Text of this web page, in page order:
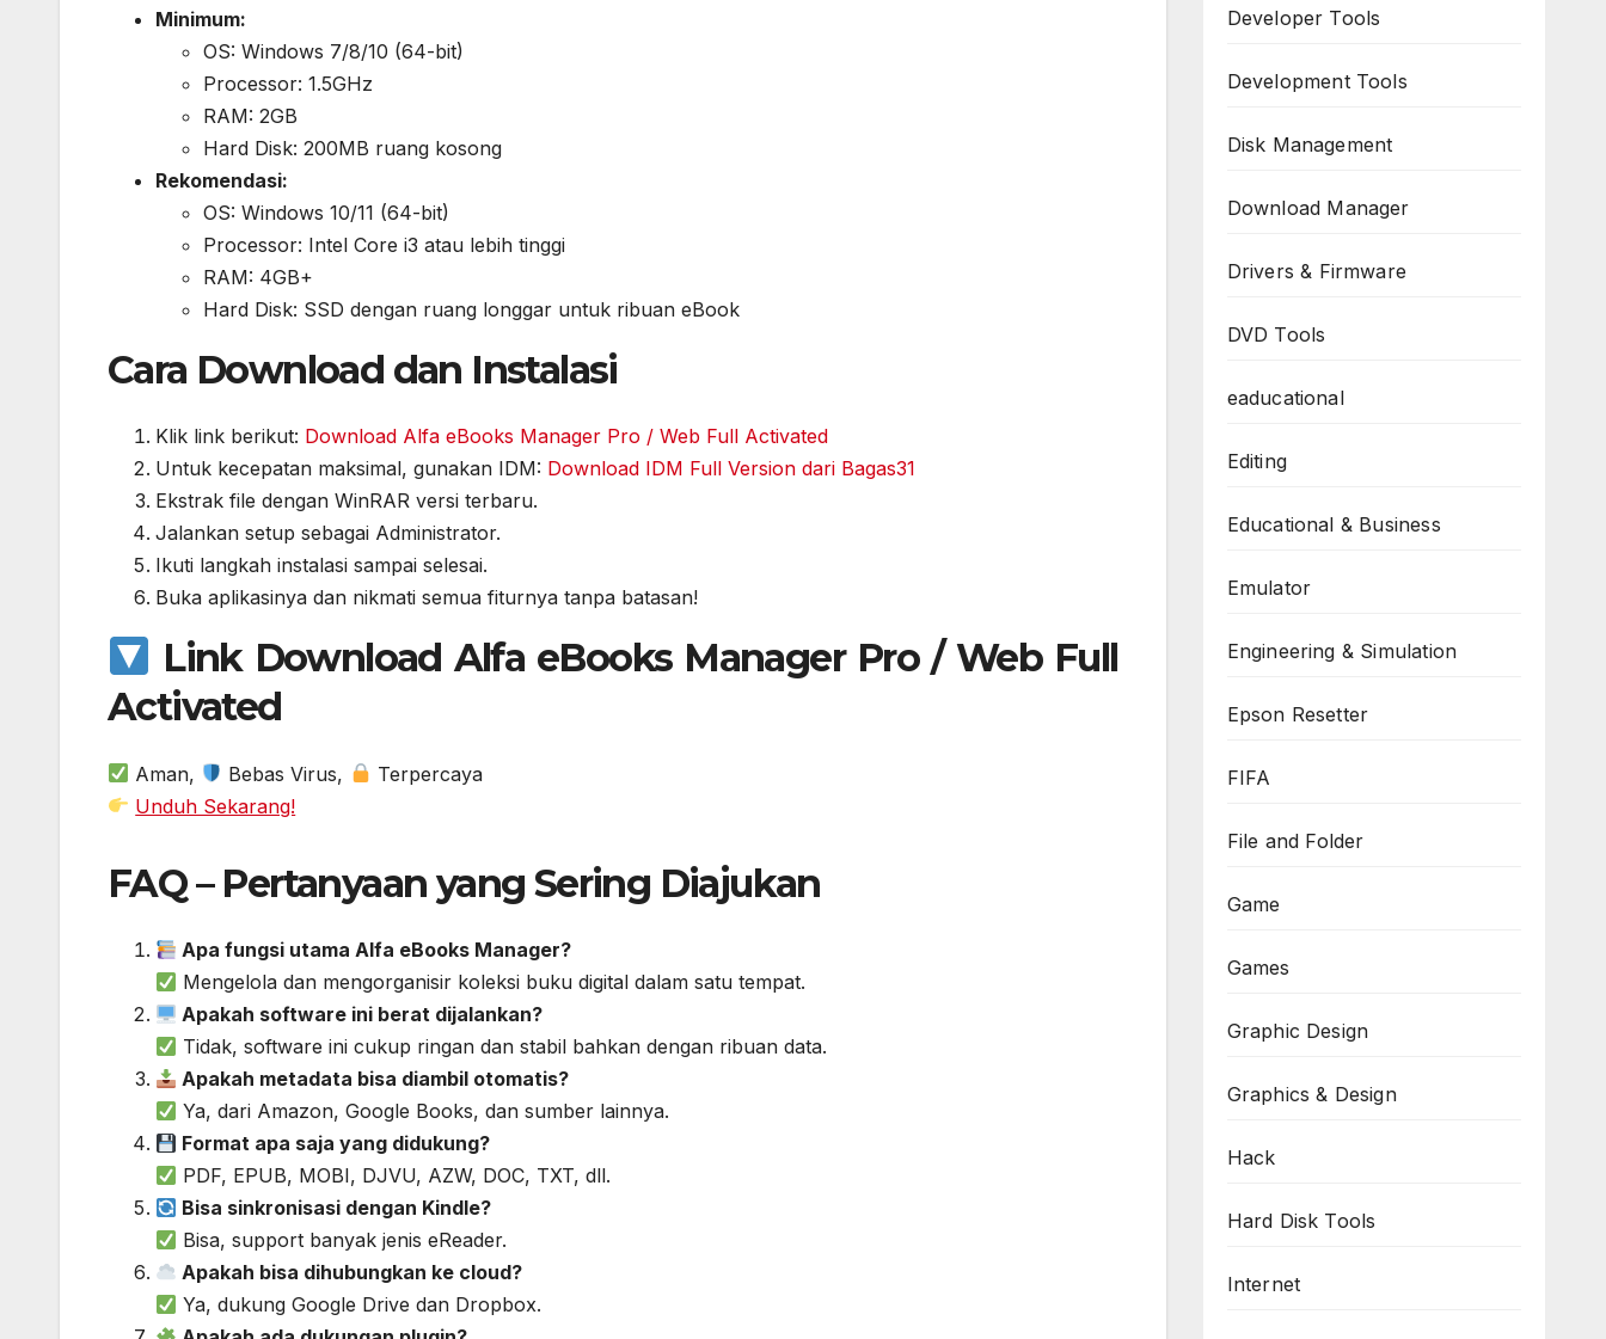
Minimum:
OS: Windows 7/8/10 (64-bit)
Processor: 1.5GHz
RAM: 2GB
Hard Disk: 200MB ruang kosong
Rekomendasi:
OS: Windows 10/11 (64-bit)
Processor: Intel Core i3 atau lebih tinggi
RAM: 4GB+
Hard Disk: SSD dengan ruang longgar untuk ribuan eBook
Cara Download dan Instalasi
Klik link berikut: Download Alfa eBooks Manager Pro / Web Full Activated
Untuk kecepatan maksimal, gunakan IDM: Download IDM Full Version dari Bagas31
Ekstrak file dengan WinRAR versi terbaru.
Jalankan setup sebagai Administrator.
Ikuti langkah instalasi sampai selesai.
Buka aplikasinya dan nikmati semua fiturnya tanpa batasan!
Link Download Alfa eBooks Manager Pro / Web Full
Activated
Aman, Bebas Virus,
Terpercaya
Unduh Sekarang!
FAQ – Pertanyaan yang Sering Diajukan
Apa fungsi utama Alfa eBooks Manager?
Mengelola dan mengorganisir koleksi buku digital dalam satu tempat.
Apakah software ini berat dijalankan?
Tidak, software ini cukup ringan dan stabil bahkan dengan ribuan data.
Apakah metadata bisa diambil otomatis?
Ya, dari Amazon, Google Books, dan sumber lainnya.
Format apa saja yang didukung?
PDF, EPUB, MOBI, DJVU, AZW, DOC, TXT, dll.
Bisa sinkronisasi dengan Kindle?
Bisa, support banyak jenis eReader.
Apakah bisa dihubungkan ke cloud?
Ya, dukung Google Drive dan Dropbox.
Developer Tools
Development Tools
Disk Management
Download Manager
Drivers & Firmware
DVD Tools
eaducational
Editing
Educational & Business
Emulator
Engineering & Simulation
Epson Resetter
FIFA
File and Folder
Game
Games
Graphic Design
Graphics & Design
Hack
Hard Disk Tools
Internet